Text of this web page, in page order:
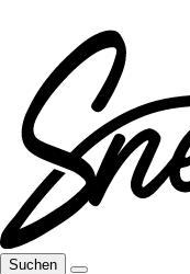
Suchen